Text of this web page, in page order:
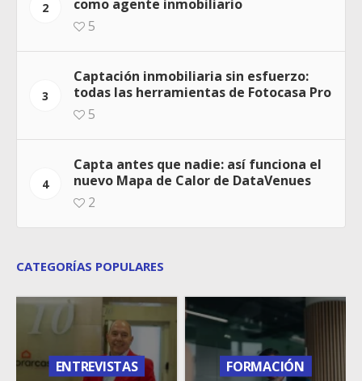
2
como agente inmobiliario
5
3
Captación inmobiliaria sin esfuerzo:
todas las herramientas de Fotocasa Pro
5
4
Capta antes que nadie: así funciona el
nuevo Mapa de Calor de DataVenues
2
CATEGORÍAS POPULARES
ENTREVISTAS FORMACIÓN